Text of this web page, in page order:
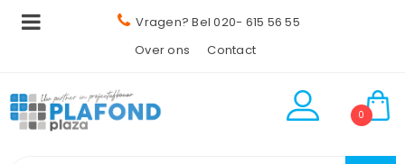
Vragen? Bel 020- 615 56 55
Over ons
Contact
0